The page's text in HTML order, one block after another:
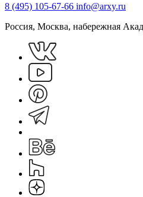
8 (495) 105-67-66 info@arxy.ru
Россия, Москва, набережная